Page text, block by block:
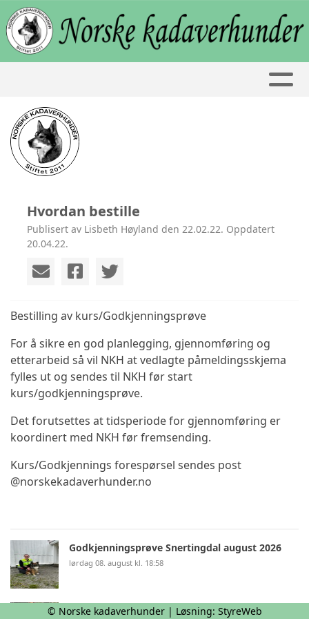
Hvordan bestille
Publisert av Lisbeth Høyland den 22.02.22. Oppdatert
20.04.22.
Bestilling av kurs/Godkjenningsprøve
For å sikre en god planlegging, gjennomføring og
etterarbeid så vil NKH at vedlagte påmeldingsskjema
fylles ut og sendes til NKH før start
kurs/godkjenningsprøve.
Det forutsettes at tidsperiode for gjennomføring er
koordinert med NKH før fremsending.
Kurs/Godkjennings forespørsel sendes post
@norskekadaverhunder.no
Godkjenningsprøve Snertingdal august 2026
lørdag 08. august kl. 18:58
Kurs og prøver i Hattfjelldal 2026
© Norske kadaverhunder | Løsning: StyreWeb